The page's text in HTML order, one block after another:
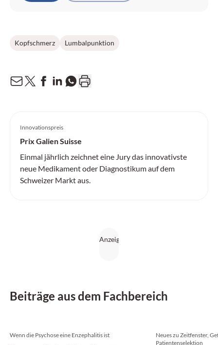
Kopfschmerz Lumbalpunktion
Innovationspreis
Prix Galien Suisse
Einmal jährlich zeichnet eine Jury das innovativste
neue Medikament oder Diagnostikum auf dem
Schweizer Markt aus.
Beiträge aus dem Fachbereich
Wenn die Psychose eine Enzephalitis ist
Neues zu Zeitfenster,
Patientenselektion